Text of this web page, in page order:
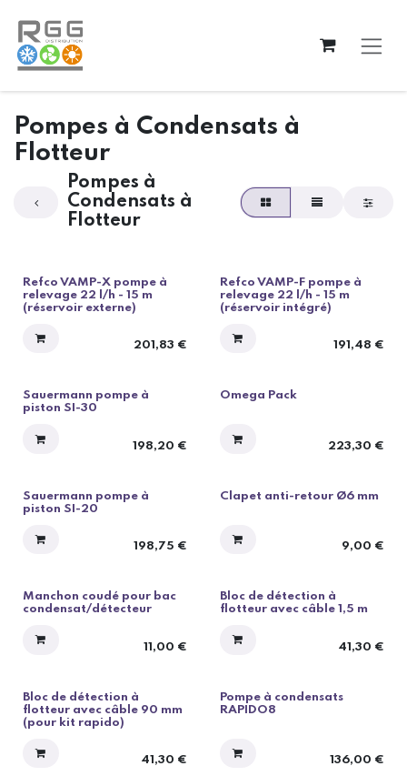
Pompes à Condensats à
Flotteur
Pompes à
Condensats à
Flotteur
Refco VAMP-X pompe à
relevage 22 l/h - 15 m
(réservoir externe)
201,83 €
Refco VAMP-F pompe à
relevage 22 l/h - 15 m
(réservoir intégré)
191,48 €
Sauermann pompe à
piston SI-30
198,20 €
Omega Pack
223,30 €
Sauermann pompe à
piston SI-20
198,75 €
Clapet anti-retour Ø6 mm
9,00 €
Manchon coudé pour bac
condensat/détecteur
11,00 €
Bloc de détection à
flotteur avec câble 1,5 m
41,30 €
Bloc de détection à
flotteur avec câble 90 mm
(pour kit rapido)
41,30 €
Pompe à condensats
RAPIDO8
136,00 €